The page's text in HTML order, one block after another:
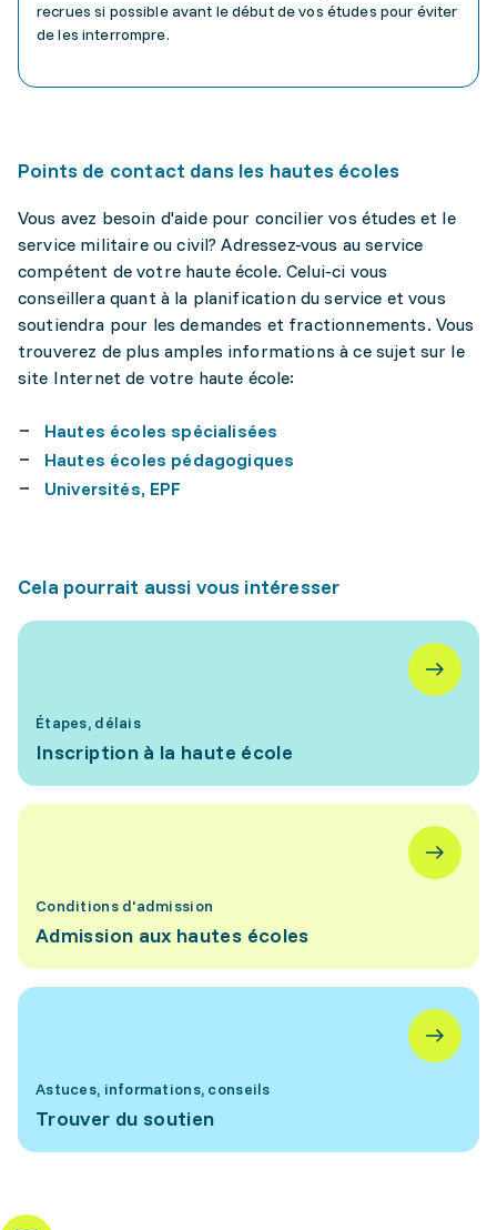
recrues si possible avant le début de vos études pour éviter
de les interrompre.
Points de contact dans les hautes écoles
Vous avez besoin d'aide pour concilier vos études et le
service militaire ou civil? Adressez-vous au service
compétent de votre haute école. Celui-ci vous
conseillera quant à la planification du service et vous
soutiendra pour les demandes et fractionnements. Vous
trouverez de plus amples informations à ce sujet sur le
site Internet de votre haute école:
Hautes écoles spécialisées
Hautes écoles pédagogiques
Universités, EPF
Cela pourrait aussi vous intéresser
Étapes, délais
Inscription à la haute école
Conditions d'admission
Admission aux hautes écoles
Astuces, informations, conseils
Trouver du soutien